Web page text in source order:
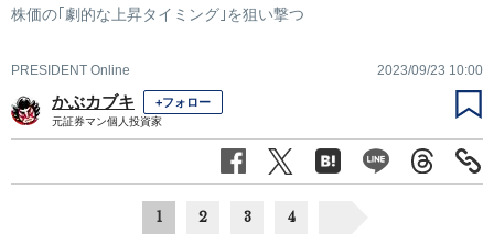
株価の｢劇的な上昇タイミング｣を狙い撃つ
PRESIDENT Online 2023/09/23 10:00
かぶカブキ +フォロー
元証券マン個人投資家
1 2 3 4